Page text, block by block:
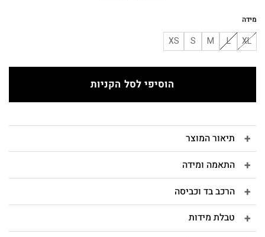
מידה
XL
L
M
S
XS
הוסיפי לסל הקניות
תיאור המוצר
התאמה ומידה
הרכב בד וכביסה
טבלת מידות